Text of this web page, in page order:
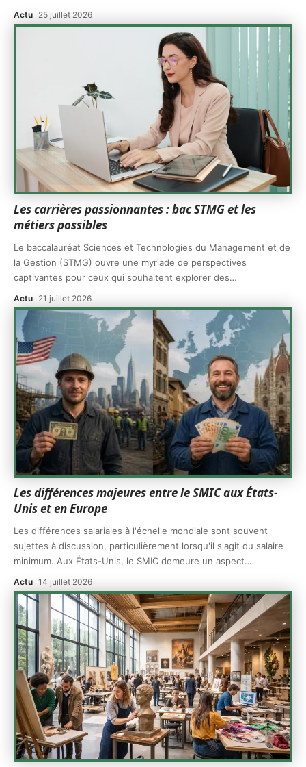
Actu 25 juillet 2026
Les carrières passionnantes : bac STMG et les
métiers possibles
Le baccalauréat Sciences et Technologies du Management et de
la Gestion (STMG) ouvre une myriade de perspectives
captivantes pour ceux qui souhaitent explorer des…
Actu 21 juillet 2026
Les différences majeures entre le SMIC aux États-
Unis et en Europe
Les différences salariales à l'échelle mondiale sont souvent
sujettes à discussion, particulièrement lorsqu'il s'agit du salaire
minimum. Aux États-Unis, le SMIC demeure un aspect…
Actu 14 juillet 2026